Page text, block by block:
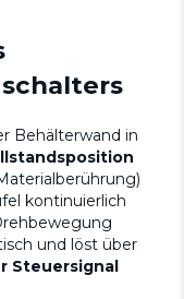
Behälterwand in
kontinuierlich
und löst über
Steuersignal